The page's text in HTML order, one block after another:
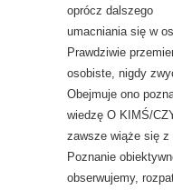
oprócz dalszego
umacniania się w
Prawdziwie
osobiste, nigdy
Obejmuje ono
wiedzę O KIMŚ/
zawsze wiąże się z
Poznanie
obserwujemy,